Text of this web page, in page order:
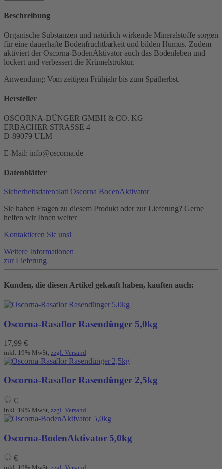
Beschreibung
Organische Substanzen und natürlich wirkende Mineralstoffe sorgen
für eine dauerhafte Bodenfruchtbarkeit und bilden Humus. Zudem
aktiviert der Oscorna-BodenAktivator auch das Bodenleben und
lockert und verbessert die Krümelstruktur.
Anwendung: Vom zeitigen Frühjahr bis zum Spätherbst.
Hersteller
OSCORNA-DÜNGER GMBH & CO. KG
ERBACHER STRASSE 4
D-89079 ULM
E-Mail: info@oscorna.de
Datenblätter
Sicherheitsdatenblatt Oscorna BodenAktivator
Sie haben Fragen zu diesem Produkt oder zur Lieferung? Gerne
helfen wir Ihnen weiter
Kontaktieren Sie uns!
Weitere Informationen
zur Lieferung
Kunden, die diesen Artikel gekauft haben, kauften auch:
Oscorna-Rasaflor Rasendünger 5,0kg
17,99 €
inkl. 19% MwSt, zzgl. Versand
Oscorna-Rasaflor Rasendünger 2,5kg
€
inkl. 19% MwSt, zzgl. Versand
Oscorna-BodenAktivator 5,0kg
€
inkl. 19% MwSt, zzgl. Versand